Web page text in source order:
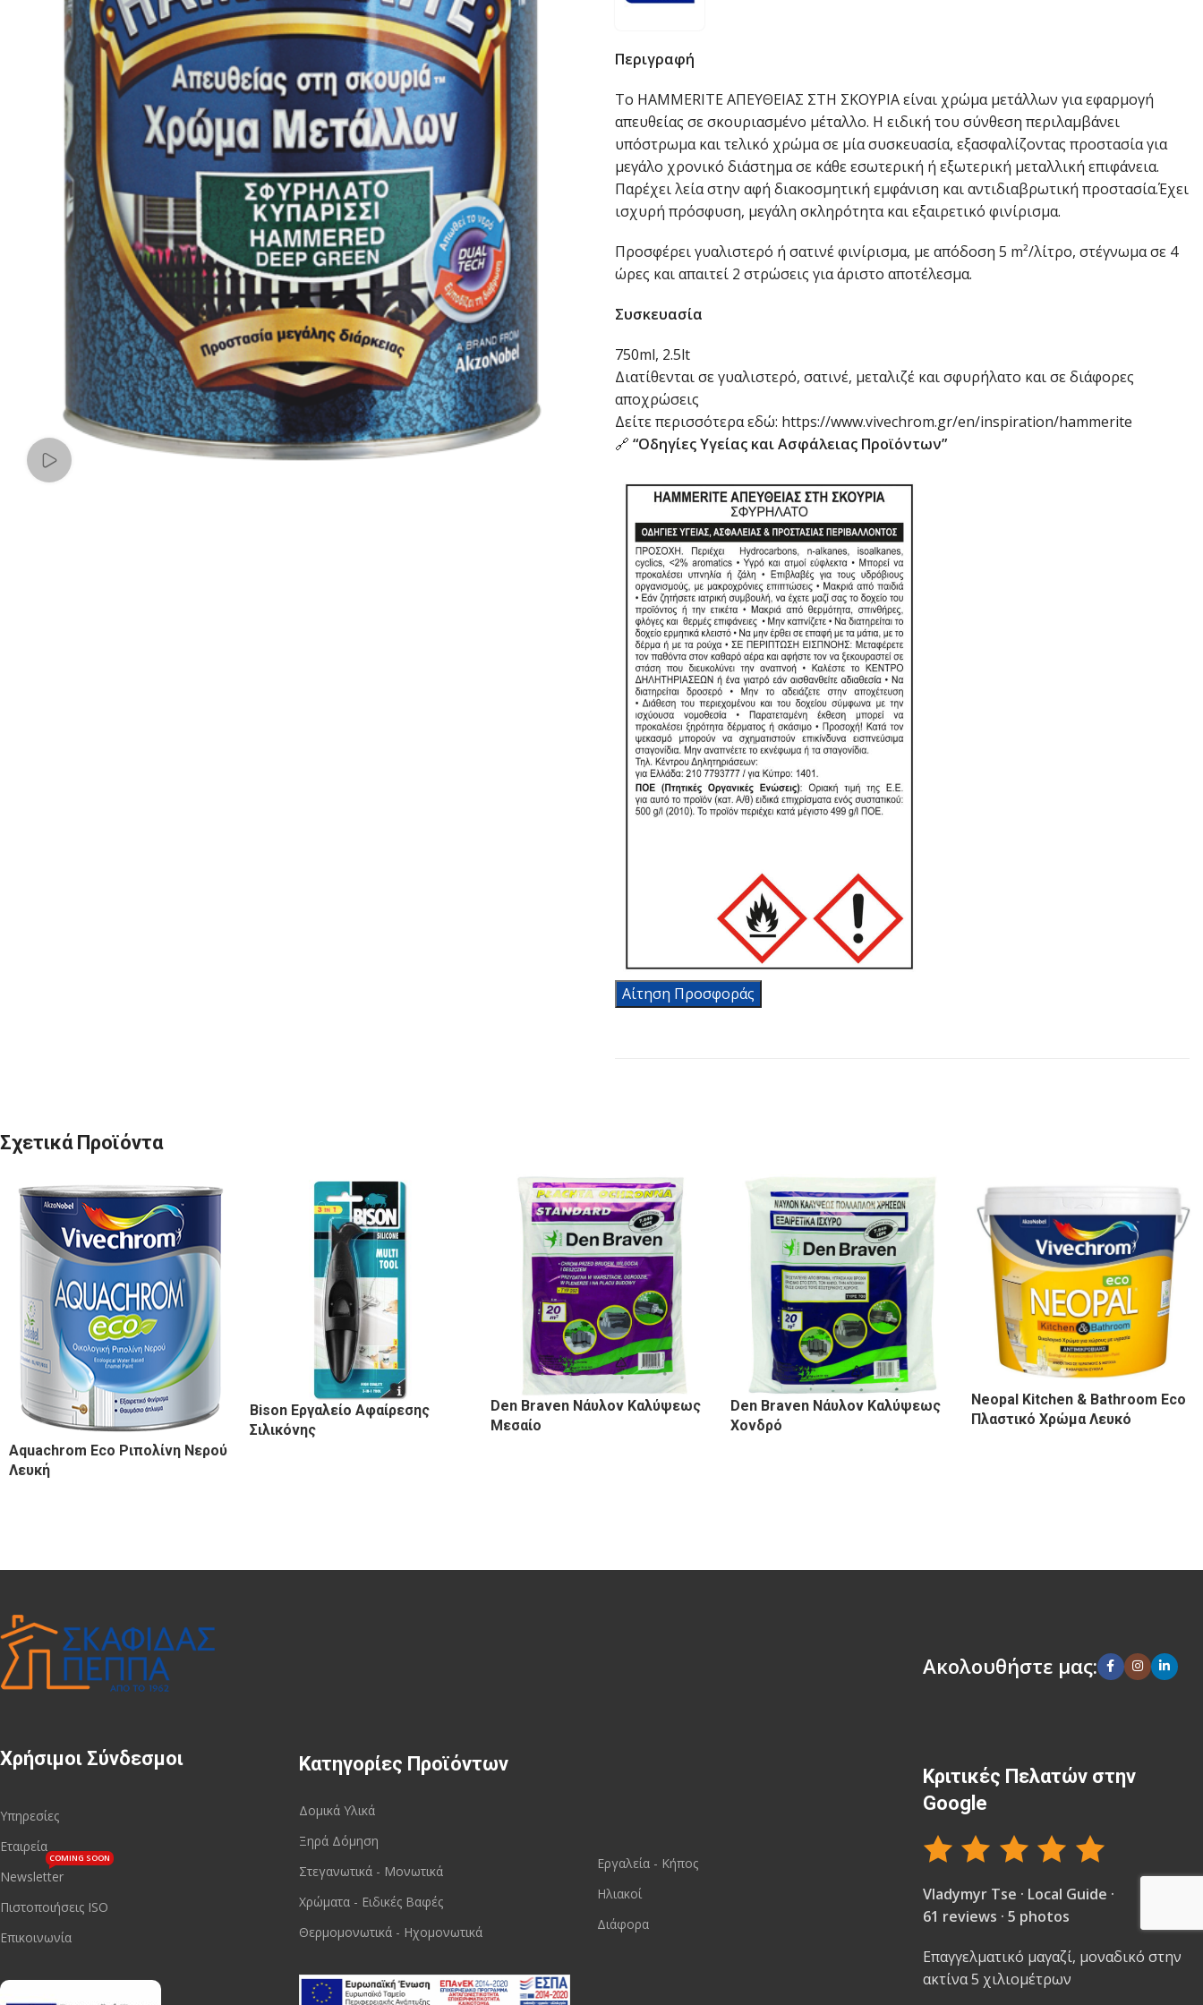
Περιγραφή
Το HAMMERITE ΑΠΕΥΘΕΙΑΣ ΣΤΗ ΣΚΟΥΡΙΑ είναι χρώμα μετάλλων για εφαρμογή
απευθείας σε σκουριασμένο μέταλλο. Η ειδική του σύνθεση περιλαμβάνει
υπόστρωμα και τελικό χρώμα σε μία συσκευασία, εξασφαλίζοντας προστασία για
μεγάλο χρονικό διάστημα σε κάθε εσωτερική ή εξωτερική μεταλλική επιφάνεια.
Παρέχει λεία στην αφή διακοσμητική εμφάνιση και αντιδιαβρωτική προστασία.Έχει
ισχυρή πρόσφυση, μεγάλη σκληρότητα και εξαιρετικό φινίρισμα.
Προσφέρει γυαλιστερό ή σατινέ φινίρισμα, με απόδοση 5 m²/λίτρο, στέγνωμα σε 4
ώρες και απαιτεί 2 στρώσεις για άριστο αποτέλεσμα.
Συσκευασία
750ml, 2.5lt
Διατίθενται σε γυαλιστερό, σατινέ, μεταλιζέ και σφυρήλατο και σε διάφορες
αποχρώσεις
Δείτε περισσότερα εδώ: https://www.vivechrom.gr/en/inspiration/hammerite
🔗 “Οδηγίες Υγείας και Ασφάλειας Προϊόντων”
Αίτηση Προσφοράς
Σχετικά Προϊόντα
Aquachrom Eco Ριπολίνη Νερού
Λευκή
Bison Εργαλείο Αφαίρεσης
Σιλικόνης
Den Braven Νάυλον Καλύψεως
Μεσαίο
Den Braven Νάυλον Καλύψεως
Χονδρό
Neopal Kitchen & Bathroom Eco
Πλαστικό Χρώμα Λευκό
Χρήσιμοι Σύνδεσμοι
Υπηρεσίες
Εταιρεία
Newsletter
COMING SOON
Πιστοποιήσεις ISO
Επικοινωνία
Κατηγορίες Προϊόντων
Δομικά Υλικά
Ξηρά Δόμηση
Στεγανωτικά - Μονωτικά
Χρώματα - Ειδικές Βαφές
Θερμομονωτικά - Ηχομονωτικά
Εργαλεία - Κήπος
Ηλιακοί
Διάφορα
Ακολουθήστε μας:
Κριτικές Πελατών στην
Google
Vladymyr Tse · Local Guide ·
61 reviews · 5 photos
Επαγγελματικό μαγαζί, μοναδικό στην
ακτίνα 5 χιλιομέτρων